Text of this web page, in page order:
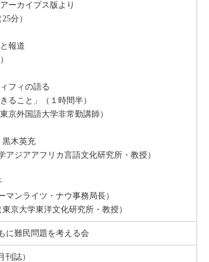
ーカイブス版より
分）
報道
フィの語る
ること」（１時間半）
外国語大学非常勤講師）
黒木英充
ジアアフリカ言語文化研究所・教授）
ンライツ・ナウ事務局長）
京大学東洋文化研究所・教授）
に難民問題を考える会
刊誌）